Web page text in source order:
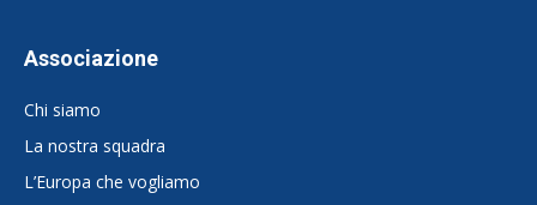
Associazione
Chi siamo
La nostra squadra
L’Europa che vogliamo